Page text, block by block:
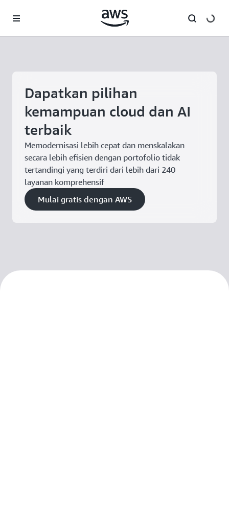
Dapatkan pilihan
kemampuan cloud dan AI
terbaik
Memodernisasi lebih cepat dan menskalakan
secara lebih efisien dengan portofolio tidak
tertandingi yang terdiri dari lebih dari 240
layanan komprehensif
Mulai gratis dengan AWS